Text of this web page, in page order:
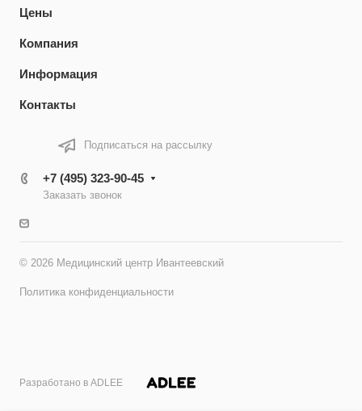
Цены
Компания
Информация
Контакты
Подписаться на рассылку
+7 (495) 323-90-45
Заказать звонок
© 2026 Медицинский центр Ивантеевский
Политика конфиденциальности
Разработано в ADLEE